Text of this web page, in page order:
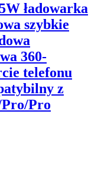
ładowarka
szybkie
360-
telefonu
z
Pro/Pro